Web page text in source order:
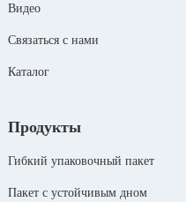
Видео
Связаться с нами
Каталог
Продукты
Гибкий упаковочный пакет
Пакет с устойчивым дном